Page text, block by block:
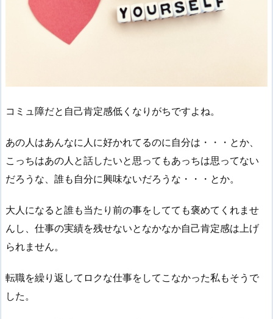
コミュ障だと自己肯定感低くなりがちですよね。
あの人はあんなに人に好かれてるのに自分は・・・とか、
こっちはあの人と話したいと思ってもあっちは思ってない
だろうな、誰も自分に興味ないだろうな・・・とか。
大人になると誰も当たり前の事をしてても褒めてくれませ
んし、仕事の実績を残せないとなかなか自己肯定感は上げ
られません。
転職を繰り返してロクな仕事をしてこなかった私もそうで
した。